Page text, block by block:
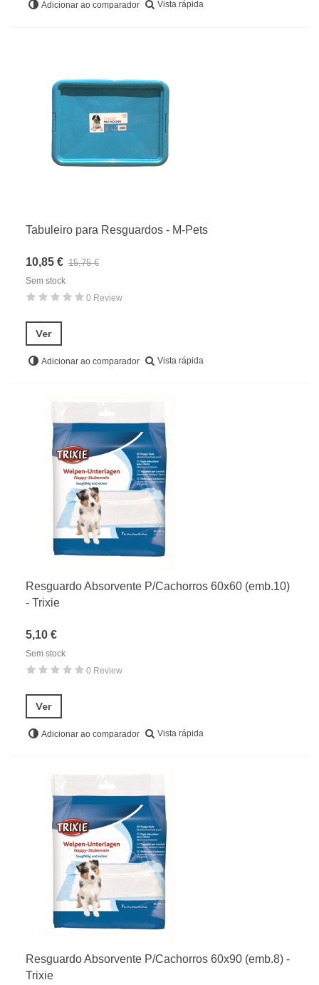
Adicionar ao comparador Vista rápida
Tabuleiro para Resguardos - M-Pets
10,85 € 15,75 €
Sem stock
0 Review
Ver
Adicionar ao comparador Vista rápida
Resguardo Absorvente P/Cachorros 60x60 (emb.10)
- Trixie
5,10 €
Sem stock
0 Review
Ver
Adicionar ao comparador Vista rápida
Resguardo Absorvente P/Cachorros 60x90 (emb.8) -
Trixie